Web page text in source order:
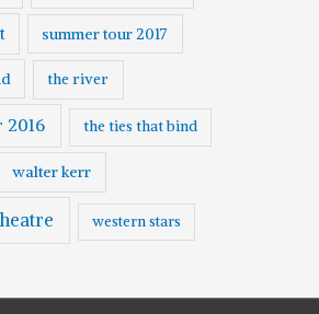
summer tour 2017
the river
the ties that bind
walter kerr
western stars